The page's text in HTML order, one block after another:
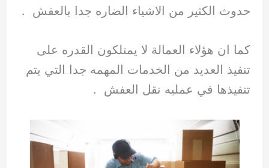
حدوث الكثير من الاشياء الضاره جدا بالعفش .
كما ان هؤلاء العمالة لا يمتلكون القدره على
تنفيذ العديد من الخدمات المهمه جدا التي يتم
تنفيذها في عمليه نقل العفش .